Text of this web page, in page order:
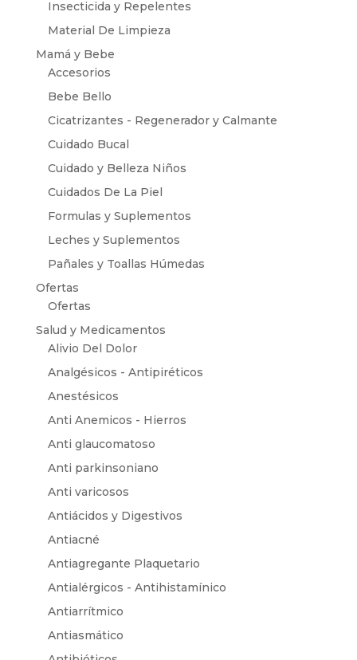
Insecticida y Repelentes
Material De Limpieza
Mamá y Bebe
Accesorios
Bebe Bello
Cicatrizantes - Regenerador y Calmante
Cuidado Bucal
Cuidado y Belleza Niños
Cuidados De La Piel
Formulas y Suplementos
Leches y Suplementos
Pañales y Toallas Húmedas
Ofertas
Ofertas
Salud y Medicamentos
Alivio Del Dolor
Analgésicos - Antipiréticos
Anestésicos
Anti Anemicos - Hierros
Anti glaucomatoso
Anti parkinsoniano
Anti varicosos
Antiácidos y Digestivos
Antiacné
Antiagregante Plaquetario
Antialérgicos - Antihistamínico
Antiarrítmico
Antiasmático